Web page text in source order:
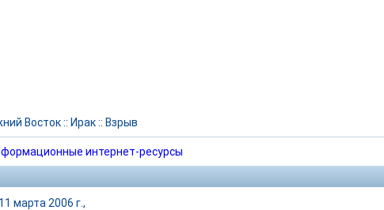
Восток:: Ирак:: Взрыв
интернет-ресурсы
11 марта 2006 г.,